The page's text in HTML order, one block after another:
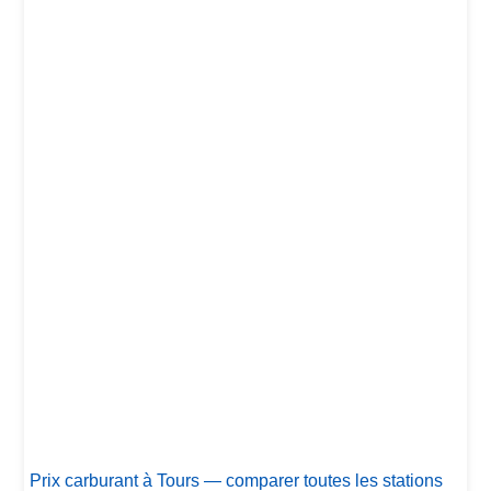
Prix carburant à Tours — comparer toutes les stations